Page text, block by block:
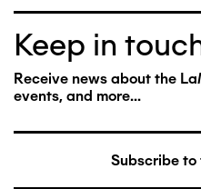
Keep in
Receive news about the
events, and more...
Subscribe